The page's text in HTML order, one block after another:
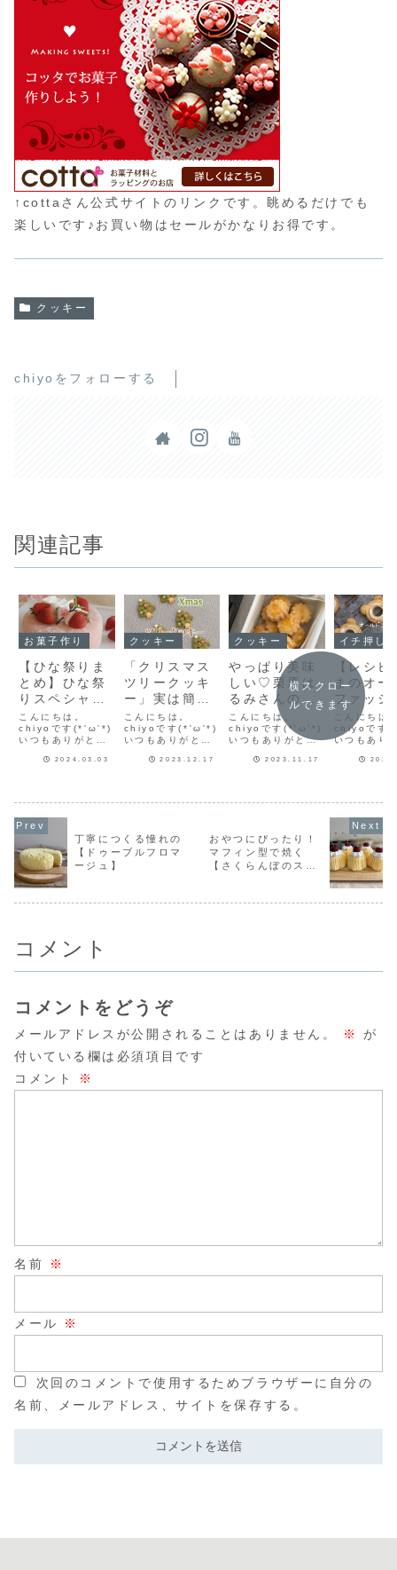
↑cottaさん公式サイトのリンクです。眺めるだけでも
楽しいです♪お買い物はセールがかなりお得です。
クッキー
chiyoをフォローする
関連記事
お菓子作り
【ひな祭りま
とめ】ひな祭
りスペシャル
♡ひな祭りに
作ったお菓子
をまとめて紹
介します！
こんにちは。
chiyoです(*'ω'*)
いつもありがとう
ひな祭り🎎娘の大
作ったお菓子をま
とめて紹介しま
す！♡ひな祭り桃
色おもちケーキい
ちごパウダーでピ
ンクに色...
2024.03.03
クッキー
「クリスマス
ツリークッキ
ー」実は簡単
に作れます🎄
クリスマスク
ッキーのレシ
ピだよ！
こんにちは。
chiyoです(*'ω'*)
いつもありがとう
ぐクリスマス🎄今
みてね♪「クリスマ
スツリークッキ
2023.12.17
クッキー
やっぱり美味
しい♡栗原は
るみさんの塩
クッキー焼き
ました♡今日
のおやつは塩
クッキーだ
こんにちは。
chiyoです(*'ω'*)
いつもありがとう
「最近焼いてない
つもレシピの半量
で作ります。全量
作ると大人気過ぎ
2023.11.17
【レシ
まのオー
ファッシ
風クッ
ちっちゃ
可愛い♡
ンアイ
こんにちは
chiyoです
いつもあり
ツのオール
グ🍋見た目
♡食べて美
(*´ω`*)今日
「くまのオ
ファッショ
ク...
横スクロー
ルできます
丁寧につくる憧れの
【ドゥーブルフロマ
ージュ】
おやつにぴったり！
マフィン型で焼く
【さくらんぼのスフ
コメント
コメントをどうぞ
メールアドレスが公開されることはありません。 ※
が
付いている欄は必須項目です
コメント
※
名前 ※
メール ※
次回のコメントで使用するためブラウザーに自分の
名前、メールアドレス、サイトを保存する。